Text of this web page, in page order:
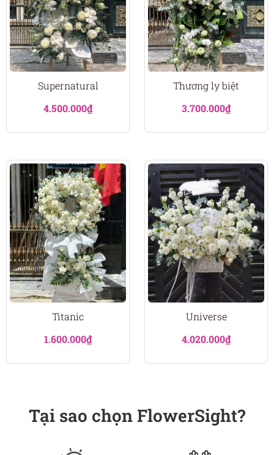
Supernatural
4.500.000₫
Thương ly biệt
3.700.000₫
Titanic
1.600.000₫
Universe
4.020.000₫
Tại sao chọn FlowerSight?